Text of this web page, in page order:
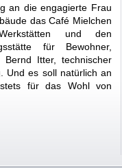
an die engagierte Frau
das Café Mielchen
und den
für Bewohner,
Itter, technischer
Und es soll natürlich an
für das Wohl von